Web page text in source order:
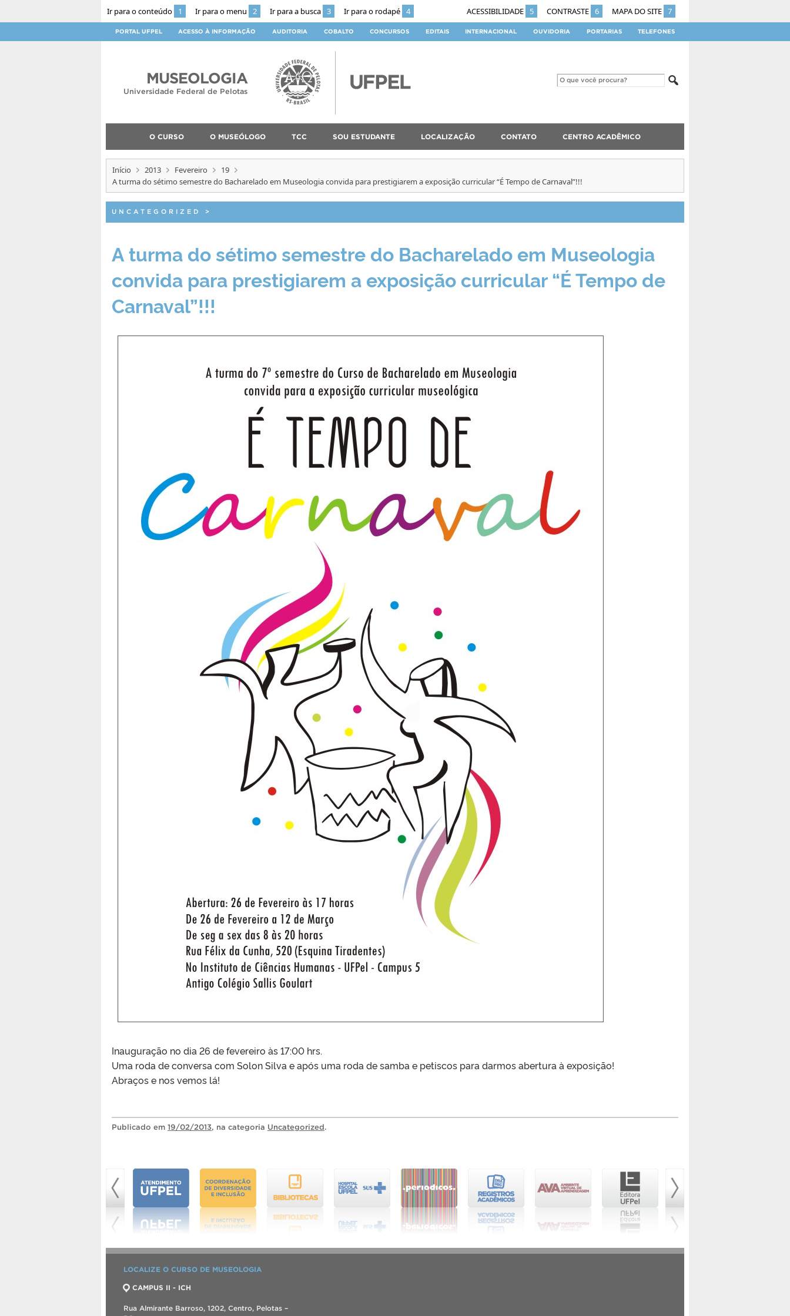
Ir para o conteúdo 1 Ir para o menu 2 Ir para a busca 3 Ir para o rodapé 4 ACESSIBILIDADE 5 CONTRASTE 6 MAPA DO SITE 7
PORTAL UFPEL ACESSO À INFORMAÇÃO AUDITORIA COBALTO CONCURSOS EDITAIS INTERNACIONAL OUVIDORIA PORTARIAS TELEFONES
MUSEOLOGIA
Universidade Federal de Pelotas
O CURSO O MUSEÓLOGO TCC SOU ESTUDANTE LOCALIZAÇÃO CONTATO CENTRO ACADÊMICO
Início 2013 Fevereiro
19
A turma do sétimo semestre do Bacharelado em Museologia convida para prestigiarem a exposição curricular “É Tempo de Carnaval”!!!
UNCATEGORIZED >
A turma do sétimo semestre do Bacharelado em Museologia
convida para prestigiarem a exposição curricular “É Tempo de
Carnaval”!!!
Inauguração no dia 26 de fevereiro às 17:00 hrs.
Uma roda de conversa com Solon Silva e após uma roda de samba e petiscos para darmos abertura à exposição!
Abraços e nos vemos lá!
Publicado em 19/02/2013, na categoria Uncategorized.
LOCALIZE O CURSO DE MUSEOLOGIA
CAMPUS II - ICH
Rua Almirante Barroso, 1202, Centro, Pelotas –